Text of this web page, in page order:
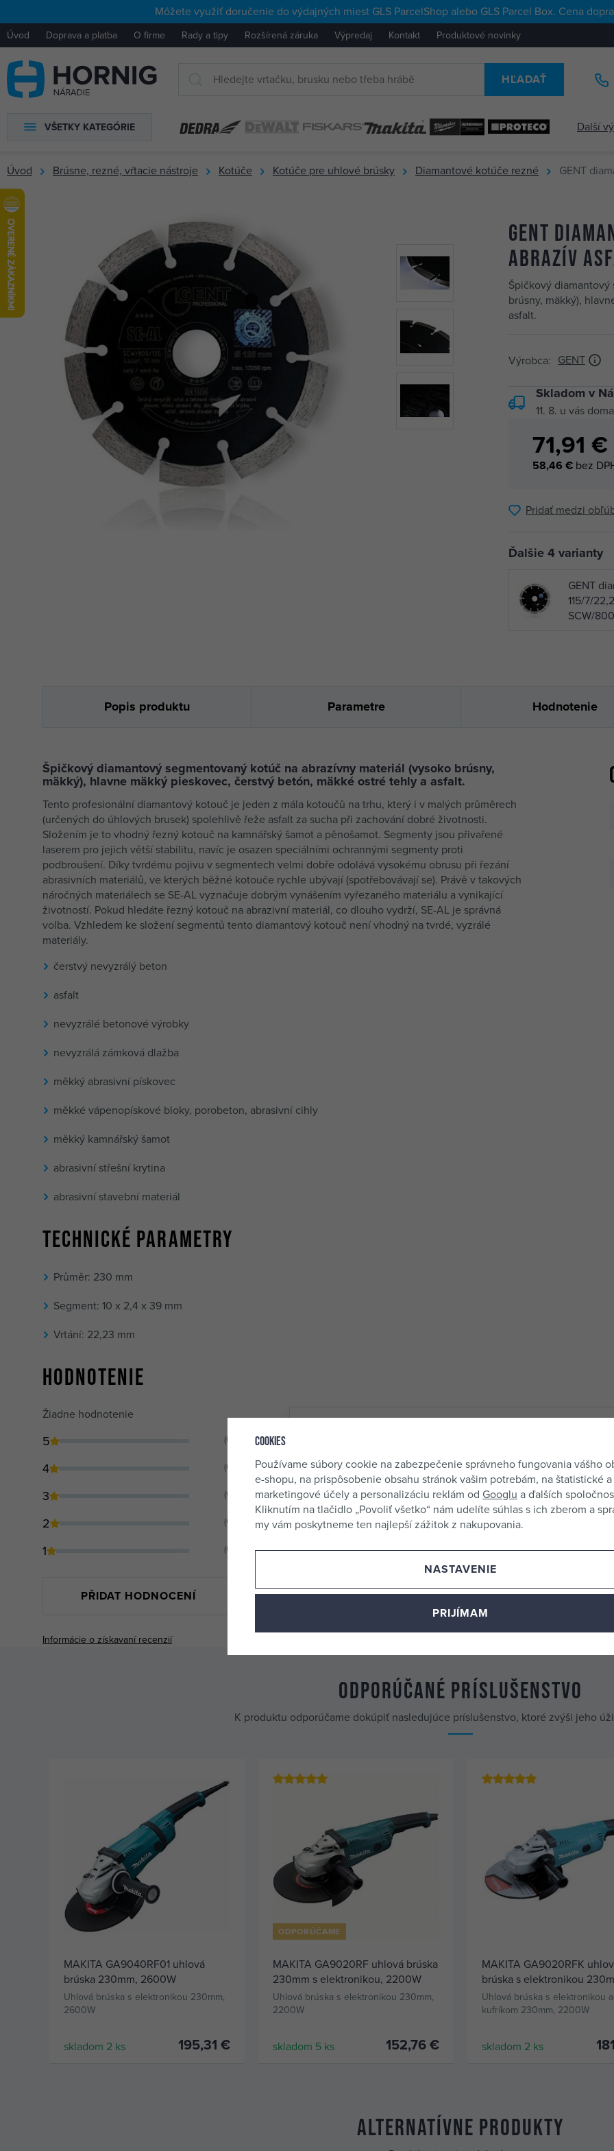
Môžete využiť doručenie do výdajných miest GLS ParcelShop alebo GLS Parcel Box. Cena
Úvod Doprava a platba O firme Rady a tipy Rozšírená záruka Výpredaj Kontakt Produktové novinky
HĽADAŤ
VŠETKY KATEGÓRIE Další
Úvod Brúsne, rezné, vŕtacie nástroje Kotúče Kotúče pre uhlové brúsky Diamantové kotúče rezné GENT
GENT
abrazív
Špičkový
brúsny, mäkký),
asfalt.
Výrobca: GENT
Skladom v
11. 8. u vás
71,91 €
58,46 € bez
Pridať medzi
Ďalšie 4 varianty
GENT
115/7/
SCW/
asfalt
GENT
180mm
Popis produktu Parametre Hodnotenie
Špičkový diamantový segmentovaný kotúč na abrazívny materiál (vysoko brúsny,
mäkký), hlavne mäkký pieskovec, čerstvý betón, mäkké ostré tehly a asfalt.
Tento profesionální diamantový kotouč je jeden z mála kotoučů na trhu, který i v malých průměrech
(určených do úhlových brusek) spolehlivě řeže asfalt za sucha při zachování dobré životnosti.
Složením je to vhodný řezný kotouč na kamnářský šamot a pěnošamot. Segmenty jsou přivařené
laserem pro jejich větší stabilitu, navíc je osazen speciálními ochrannými segmenty proti
podbroušení. Díky tvrdému pojivu v segmentech velmi dobře odolává vysokému obrusu při řezání
abrasivních materiálů, ve kterých běžné kotouče rychle ubývají (spotřebovávají se). Právě v takových
náročných materiálech se SE-AL vyznačuje dobrým vynášením vyřezaného materiálu a vynikající
životností. Pokud hledáte řezný kotouč na abrazivní materiál, co dlouho vydrží, SE-AL je správná
volba. Vzhledem ke složení segmentů tento diamantový kotouč není vhodný na tvrdé, vyzrálé
materiály.
čerstvý nevyzrálý beton
asfalt
nevyzrálé betonové výrobky
nevyzrálá zámková dlažba
měkký abrasivní pískovec
měkké vápenopískové bloky, porobeton, abrasivní cihly
měkký kamnářský šamot
abrasivní střešní krytina
abrasivní stavební materiál
Technické parametry
Průměr: 230 mm
Segment: 10 x 2,4 x 39 mm
Vrtání: 22,23 mm
Hodnotenie
Žiadne hodnotenie
5 (0)
4 (0)
3 (0)
2 (0)
1 (0)
PŘIDAT HODNOCENÍ
Informácie o získavaní recenzií
Odporúčané príslušenstvo
K produktu odporúčame dokúpiť nasledujúce príslušenstvo, ktoré zvýši jeho
MAKITA GA9040RF01 uhlová
brúska 230mm, 2600W
Uhlová brúska s elektronikou 230mm,
2600W
skladom 2 ks 195,31 €
ODPORÚČAME
MAKITA GA9020RF uhlová brúska
230mm s elektronikou, 2200W
Uhlová brúska s elektronikou 230mm,
2200W
skladom 5 ks 152,76 €
MAKITA GA9020RFK
brúska s elektronikou
2200W kufrík
Uhlová brúska s elektronikou a
kufríkom 230mm, 2200W
skladom 2 ks
Alternatívne produkty
Cookies
Používame súbory cookie na zabezpečenie správneho fungovania vášho
e-shopu, na prispôsobenie obsahu stránok vašim potrebám, na štatistické a
marketingové účely a personalizáciu reklám od Googlu a ďalších
Kliknutím na tlačidlo „Povoliť všetko“ nám udelíte súhlas s ich zberom a
my vám poskytneme ten najlepší zážitok z nakupovania.
NASTAVENIE
PRIJÍMAM